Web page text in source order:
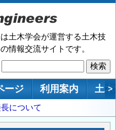
土木学会が運営する土木技
情報交流サイトです。
索
ージ 利用案内 土 >
について